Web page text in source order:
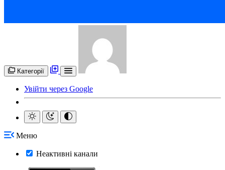
Категорії
Увійти через Google
Меню
Неактивні канали